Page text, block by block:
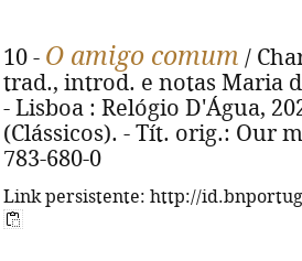
10 - O amigo comum /
trad., introd. e notas Maria
- Lisboa : Relógio D'Água,
(Clássicos). - Tít. orig.: Our
783-680-0
Link persistente: http://